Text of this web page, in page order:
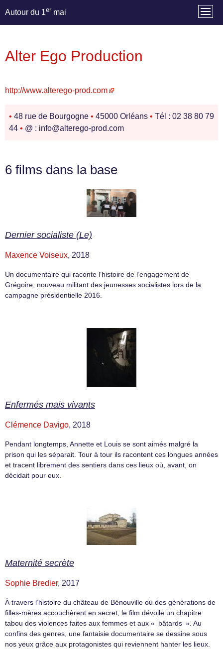
Autour du 1er mai
Alter Ego Production
http://www.alterego-prod.com
• 48 rue de Bourgogne • 45000 Orléans • Tél : 02 38 80 79
44 • @ : info@alterego-prod.com
6 films dans la base
Dernier socialiste (Le)
Maxence Voiseux, 2018
Un documentaire qui raconte l’histoire de l’engagement de
Grégoire, nouveau militant des jeunesses socialistes lors de la
campagne présidentielle 2016.
Enfermés mais vivants
Clémence Davigo, 2018
Pendant longtemps, Annette et Louis se sont aimés malgré la
prison qui les séparait. Tour à tour ils racontent ces longues années
et tracent librement des sentiers dans ces lieux où, avant, on
décidait pour eux.
Maternité secrète
Sophie Bredier, 2017
À travers l’histoire du château de Bénouville où des générations de
filles-mères accouchèrent en secret, le film dévoile un chapitre
tabou des violences faites aux femmes et aux « bâtards ». Au
confins des genres, une fantaisie documentaire se dessine sous
nos yeux grâce aux protagonistes qui reviennent hanter les lieux.